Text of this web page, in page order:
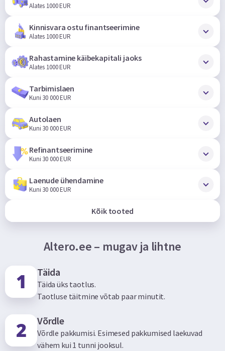
Alates 1000 EUR
Kinnisvara ostu finantseerimine
Alates 1000 EUR
Rahastamine käibekapitali jaoks
Alates 1000 EUR
Tarbimislaen
Kuni 30 000 EUR
Autolaen
Kuni 30 000 EUR
Refinantseerimine
Kuni 30 000 EUR
Laenude ühendamine
Kuni 30 000 EUR
Kõik tooted
Altero.ee – mugav ja lihtne
Täida
Täida üks taotlus.
Taotluse täitmine võtab paar minutit.
Võrdle
Võrdle pakkumisi. Esimesed pakkumised laekuvad
vähem kui 1 tunni jooksul.